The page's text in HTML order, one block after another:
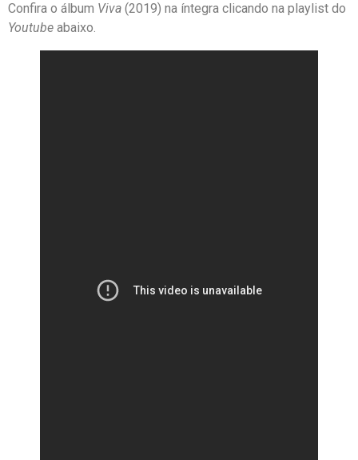
Confira o álbum Viva (2019) na íntegra clicando na playlist do
Youtube abaixo.